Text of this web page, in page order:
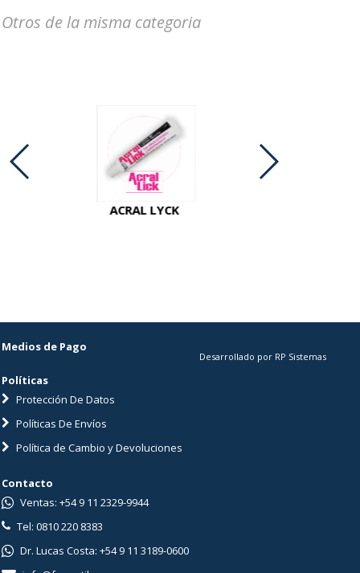
Otros de la misma categoria
ACRAL LYCK
Medios de Pago
Políticas
Protección De Datos
Políticas De Envíos
Política de Cambio y Devoluciones
Desarrollado por RP Sistemas
Contacto
Ventas: +54 9 11 2329-9944
Tel: 0810 220 8383
Dr. Lucas Costa: +54 9 11 3189-0600